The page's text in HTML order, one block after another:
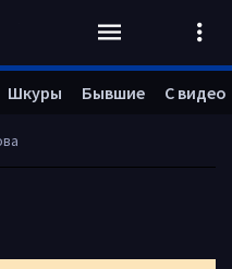
Шкуры Бывшие С видео